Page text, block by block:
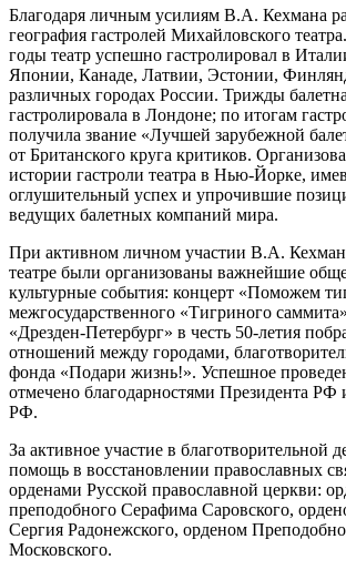
Благодаря личным усилиям В.А. Кехмана
география гастролей Михайловского
годы театр успешно гастролировал в
Японии, Канаде, Латвии, Эстонии,
различных городах России. Трижды
гастролировала в Лондоне; по итогам
получила звание «Лучшей зарубежной
от Британского круга критиков.
истории гастроли театра в Нью-Йорке,
оглушительный успех и упрочившие
ведущих балетных компаний мира.
При активном личном участии В.А.
театре были организованы важнейшие
культурные события: концерт «Поможем
межгосударственного «Тигриного
«Дрезден-Петербург» в честь 50-летия
отношений между городами,
фонда «Подари жизнь!». Успешное
отмечено благодарностями Президента РФ
РФ.
За активное участие в благотворительной
помощь в восстановлении православных
орденами Русской православной церкви:
преподобного Серафима Саровского,
Сергия Радонежского, орденом
Московского.